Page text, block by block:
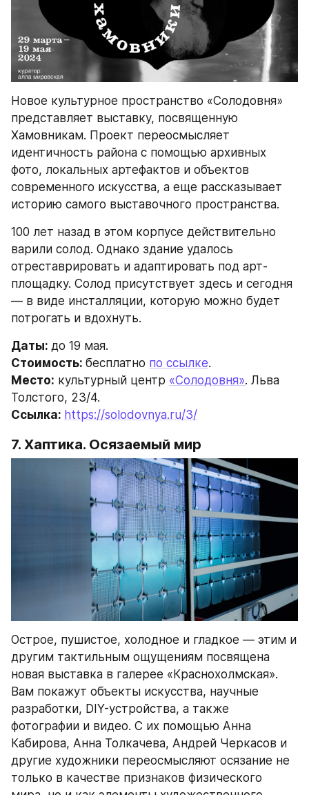
Новое культурное пространство «Солодовня»
представляет выставку, посвященную
Хамовникам. Проект переосмысляет
идентичность района с помощью архивных
фото, локальных артефактов и объектов
современного искусства, а еще рассказывает
историю самого выставочного пространства.
100 лет назад в этом корпусе действительно
варили солод. Однако здание удалось
отреставрировать и адаптировать под арт-
площадку. Солод присутствует здесь и сегодня
— в виде инсталляции, которую можно будет
потрогать и вдохнуть.
Даты: до 19 мая.
Стоимость: бесплатно по ссылке.
Место: культурный центр «Солодовня». Льва
Толстого, 23/4.
Ссылка: https://solodovnya.ru/3/
7. Хаптика. Осязаемый мир
Острое, пушистое, холодное и гладкое — этим и
другим тактильным ощущениям посвящена
новая выставка в галерее «Краснохолмская».
Вам покажут объекты искусства, научные
разработки, DIY-устройства, а также
фотографии и видео. С их помощью Анна
Кабирова, Анна Толкачева, Андрей Черкасов и
другие художники переосмысляют осязание не
только в качестве признаков физического